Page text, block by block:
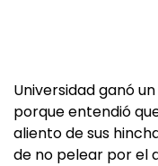
Universidad ganó
porque entendió
aliento de sus
de no pelear por el